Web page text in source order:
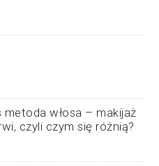
metoda włosa – makijaż
czyli czym się różnią?